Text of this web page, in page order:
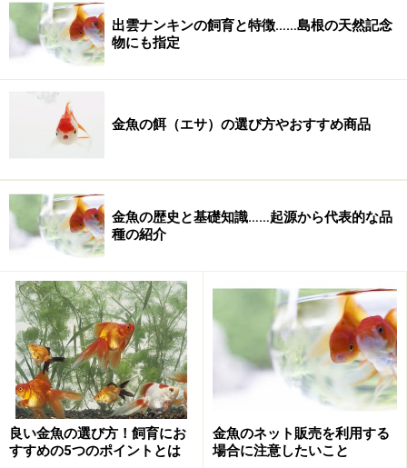
適応し、水槽内でストレスを感じずに生きてきたものが
多いようです。
水質の管理、水温の管理、餌のあげ方、すべての面でそ
の金魚の個体にマッチした形で初めて老衰を迎えるほど
長生きできる金魚が育ちます。
出雲ナンキンの飼育と特徴……島根の天然記念
物にも指定
金魚の餌（エサ）の選び方やおすすめ商品
金魚の歴史と基礎知識……起源から代表的な品
種の紹介
良い金魚の選び方！飼育にお
すすめの5つのポイントとは
金魚のネット販売を利用する
場合に注意したいこと